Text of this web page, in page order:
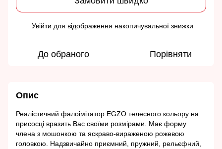
Увійти для відображення накопичувальної знижки
До обраного Порівняти
Опис
Реалістичний фалоімітатор EGZO телесного кольору на
присосці вразить Вас своїми розмірами. Має форму
члена з мошонкою та яскраво-вираженою рожевою
головкою. Надзвичайно приємний, пружний, рельєфний,